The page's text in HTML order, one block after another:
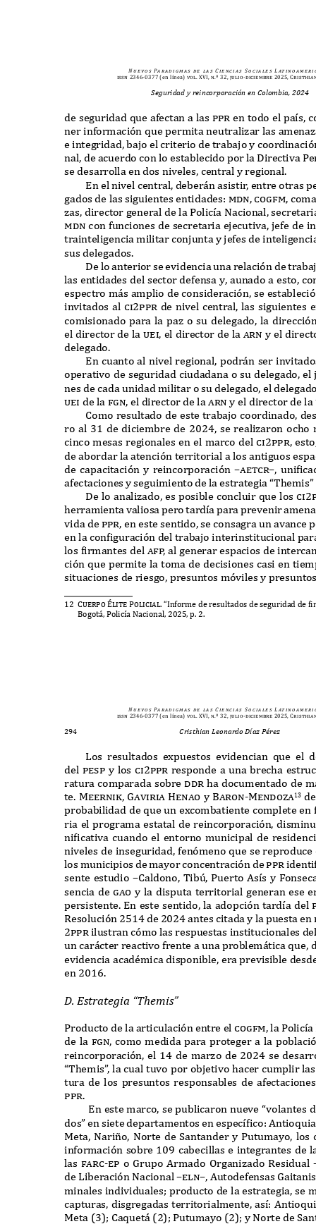
N u e v o s Pa r a d i g m a s d e l a s C i e n c i a s S o c i a l e s L at i n o a m e r i
issn 2346-0377(en línea) vol. XVI, n.º 32, julio-diciembre 2025,
Seguridad y reincorporación en Colombia, 2024
de seguridad que afectan a las ppren todo el país
ner informaciónque permita neutralizar las
e integridad,bajo el criterio de trabajo y
nal, de acuerdo con lo establecido por la Directiva P
se desarrolla en dos niveles, central y regional.
En el nivel central deberán asistir, entre otras
gados de las siguientes entidades: mdn, cogfm,
zas,director general de la Policía Nacional,
mdncon funciones de secretaria ejecutiva,jefe de
trainteligencia militar conjunta y jefes de
sus delegados
De lo anterior se evidencia una relación de
las entidades del sector defensa y, aunado a esto,
espectro más amplio de consideración, se
invitados al ci2ppr de nivel central,las siguientes
comisionado para la paz o su delegado ,la
el director de lauei, el director de la arn y el
delegado.
En cuanto al nivel regional, podrán ser
operativo de seguridad ciudadana o su delegado,el
nes de cada unidad militar o su delegado el
uei de la fgn,el director de la arny el director de la
Como resultado de este trabajo coordinado,
ro al 31 de diciembre de 2024, se realizaron ocho
cinco mesas regionales en el marco delci2ppr,esto
de abordar la atención territorial a los antiguos
de capacitación y reincorporación–aetcr–, unif
afectaciones y seguimiento de la estrategia“Themis”
De lo analizado,es posible concluir que los
herramienta valiosa pero tardía para prevenir
vida deppr, en este sentido se consagra un avance
en la configuración del trabajo interinstitucional
los firmantes del afp,al generar espacios de
ciónque permite la toma de decisiones casi en
situaciones de riesgo, presuntos móviles y
12 CuerpoÉlite Policial. “Informe de resultados de seguridad de f
Bogotá, Policía Nacional, 2025,p. 2.
N u e v o s Pa r a d i g m a s d e l a s C i e n c i a s S o c i a l e s L at i n o a m e r i
issn 2346-0377(en línea) vol. XVI, n.º 32, julio-diciembre 2025,
294 Cristhian Leonardo Díaz Pérez
Los resultados expuestos evidencian que el
del pesp y los ci2ppr responde a una brecha
ratura comparada sobreddrha documentado de
te. Meernik, Gaviria Henao y Baron-Mendoza13
probabilidad deque un excombatiente complete en
ria el programa estatal de reincorporación,
nificativa cuando el entorno municipal de
niveles de inseguridad,fenómenoque se
los municipios de mayor concentración deppridenti
sente estudio –Caldono, Tibú, PuertoAsís y F
sencia degaoy la disputa territorial generan ese
persistente. En este sentido,la adopción tardía del
Resolución 2514de 2024antes citada y la puesta
2pprilustran cómo las respuestas institucionales
un carácter reactivo frente a una problemáticaque,
evidencia académica disponible, era previsible
en 2016.
D. Estrategia “Themis”
Producto de la articulación entre el cogfm,la Policía
de la fgn,como medida para proteger a la
reincorporación,el 14 de marzo de 2024 se
“Themis”,la cual tuvo por objetivo hacer cumplir
tura de los presuntos responsables de
ppr.
En este marco, se publicaron nueve“volantes
dos”en siete departamentos en específico: Antioquia
Meta, Nariño, Norte deSantander y Putumayo, los
información sobre 109 cabecillas e integrantes de
lasfarc-ep o GrupoArmado Organizado Residual
de Liberación Nacional–eln–, Autodefensas G
minales individuales;producto de la estrategia,se
capturas, disgregadas territorialmente,así: Antioq
Meta (3); Caquetá (2); Putumayo (2); y Norte deS